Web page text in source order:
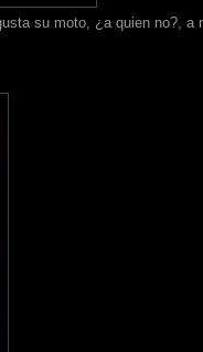
su moto, ¿a quien no?, a